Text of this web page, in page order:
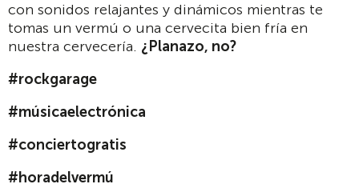
con sonidos relajantes y dinámicos mientras te
tomas un vermú o una cervecita bien fría en
nuestra cervecería. ¿Planazo, no?
#rockgarage
#músicaelectrónica
#conciertogratis
#horadelvermú